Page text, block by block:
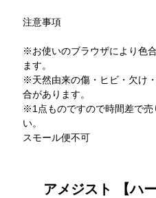
注意事項
※お使いのブラウザにより色
ます。
※天然由来の傷・ヒビ・欠け
合があります。
※1点ものですので時間差で売
い。
スモール便不可
アメジスト 【ハ